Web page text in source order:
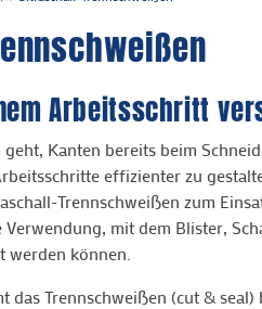
Arbeitsschritt
Kanten bereits beim
effizienter zu
Trennschweißen zum
Verwendung, mit dem Blister,
werden können.
das Trennschweißen (cut &